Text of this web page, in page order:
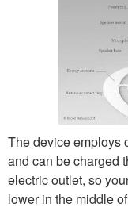
The device employs
and can be charged
electric outlet, so
lower in the middle